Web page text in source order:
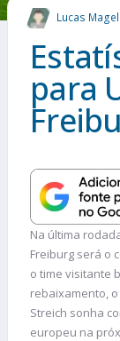
MAIS
Lucas
para
Na última
Freiburg será o
o time visitante
rebaixamento,
Streich sonha
europeu na